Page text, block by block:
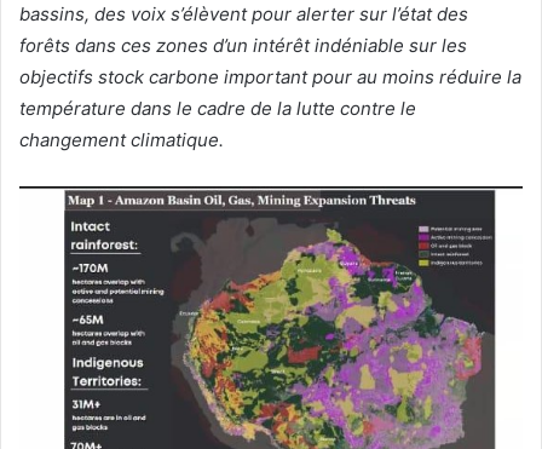
r
r
e
bassins, des voix s’élèvent pour alerter sur l’état des
forêts dans ces zones d’un intérêt indéniable sur les
objectifs stock carbone important pour au moins réduire la
température dans le cadre de la lutte contre le
changement climatique.